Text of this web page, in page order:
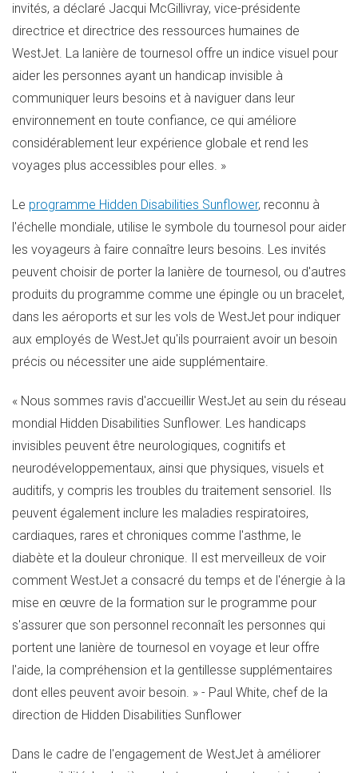
invités, a déclaré Jacqui McGillivray, vice-présidente
directrice et directrice des ressources humaines de
WestJet. La lanière de tournesol offre un indice visuel pour
aider les personnes ayant un handicap invisible à
communiquer leurs besoins et à naviguer dans leur
environnement en toute confiance, ce qui améliore
considérablement leur expérience globale et rend les
voyages plus accessibles pour elles. »
Le programme Hidden Disabilities Sunflower, reconnu à
l'échelle mondiale, utilise le symbole du tournesol pour aider
les voyageurs à faire connaître leurs besoins. Les invités
peuvent choisir de porter la lanière de tournesol, ou d'autres
produits du programme comme une épingle ou un bracelet,
dans les aéroports et sur les vols de WestJet pour indiquer
aux employés de WestJet qu'ils pourraient avoir un besoin
précis ou nécessiter une aide supplémentaire.
« Nous sommes ravis d'accueillir WestJet au sein du réseau
mondial Hidden Disabilities Sunflower. Les handicaps
invisibles peuvent être neurologiques, cognitifs et
neurodéveloppementaux, ainsi que physiques, visuels et
auditifs, y compris les troubles du traitement sensoriel. Ils
peuvent également inclure les maladies respiratoires,
cardiaques, rares et chroniques comme l'asthme, le
diabète et la douleur chronique. Il est merveilleux de voir
comment WestJet a consacré du temps et de l'énergie à la
mise en œuvre de la formation sur le programme pour
s'assurer que son personnel reconnaît les personnes qui
portent une lanière de tournesol en voyage et leur offre
l'aide, la compréhension et la gentillesse supplémentaires
dont elles peuvent avoir besoin. » - Paul White, chef de la
direction de Hidden Disabilities Sunflower
Dans le cadre de l'engagement de WestJet à améliorer